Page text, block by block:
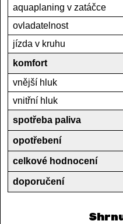
aquaplaning v zatáčce
ovladatelnost
jízda v kruhu
komfort
vnější hluk
vnitřní hluk
spotřeba paliva
opotřebení
celkové hodnocení
doporučení